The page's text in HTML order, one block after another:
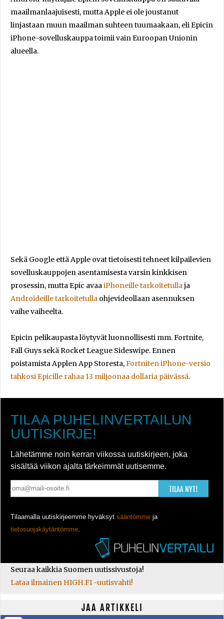
maailmanlaajuisesti, mutta Apple ei ole joustanut
linjastaan muun maailman suhteen tuumaakaan, eli Epicin
iPhone-sovelluskauppa toimii vain Euroopan Unionin
alueella.
Sekä Google että Apple ovat tietoisesti tehneet kilpailevien
sovelluskauppojen asentamisesta varsin kinkkisen
prosessin, mutta Epic avaa iPhoneille tarkoitetulla ja
Androideille tarkoitetulla ohjevideollaan asennuksen
vaihe vaiheelta.
Epicin pelikaupasta löytyvät luonnollisesti mm. Fortnite,
Fall Guys sekä Rocket League Sideswipe. Ennen
poistamista Applen App Storesta,Fortniten iPhone-versio
tahkosi Epicille rahaa 13 miljoonaa dollaria päivässä.
TILAA PUHELINVERTAILUN
UUTISKIRJE!
Lähetämme noin kerran viikossa uutiskirjeen, joka
sisältää viikon ajalta tärkeimmät uutisemme.
TILAA NYT!
Tilaamalla uutiskirjeemme hyväksyt sääntömme ja
tietosuojakäytäntömme
Seuraa kaikkia Suomen uutissivustoja!
Lataa ilmainen HIGH.FI -uutisvahti!
JAA ARTIKKELI